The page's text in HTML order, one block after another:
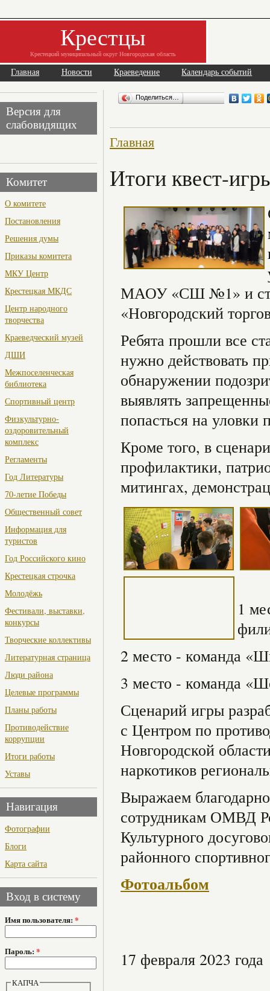
Крестцы
Крестецкий муниципальный округ Новгородская область
Главная Новости Краеведение Календарь событий
Версия для
слабовидящих
Комитет
О комитете
Постановления
Решения думы
Приказы комитета
МКУ Центр
Крестецкая МКДС
Центр народного
творчества
Краеведческий музей
ДШИ
Межпоселенческая
библиотека
Спортивный центр
Физкультурно-
оздоровительный
комплекс
Регламенты
Год Литературы
70-летие Победы
Общественный совет
Информация для
туристов
Год Российского кино
Крестецкая строчка
Молодёжь
Фестивали, выставки,
конкурсы
Творческие коллективы
Литературная страница
Люди района
Целевые программы
Планы работы
Противодействие
коррупции
Итоги работы
Уставы
Навигация
Фотографии
Блоги
Карта сайта
Вход в систему
Имя пользователя: *
Пароль: *
КАПЧА
Поделиться…
Главная
Итоги квест-
МАОУ «СШ №1» и
«Новгородский
Ребята прошли все
нужно действовать
обнаружении
выявлять
попасться на уловки
Кроме того, в
профилактики,
митингах,
1
2 место - команда
3 место - команда
Сценарий игры
с Центром по
Новгородской
наркотиков
Выражаем
сотрудникам ОМВД
Культурного
районного
Фотоальбом
17 февраля 2023 года